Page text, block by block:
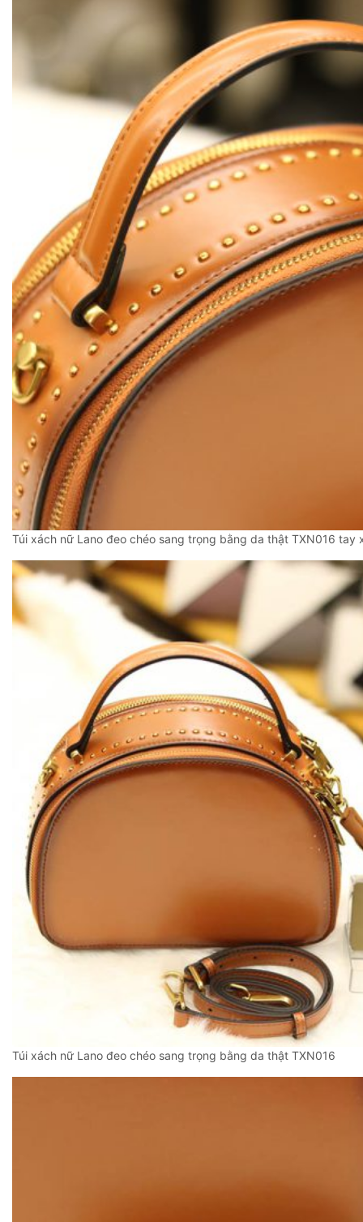
Túi xách nữ Lano đeo chéo sang trọng bằng da thật TXN016 tay
Túi xách nữ Lano đeo chéo sang trọng bằng da thật TXN016